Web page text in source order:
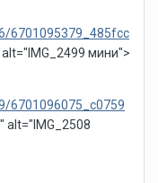
6701095379_485fcc
мини">
6701096075_c0759
alt="IMG_2508